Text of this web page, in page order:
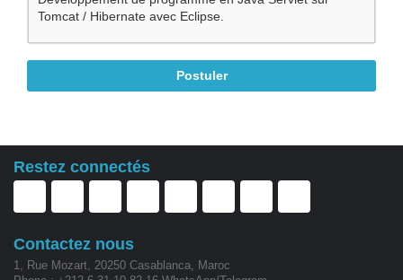
Tomcat / Hibernate avec Eclipse.
Postuler
Restez connectés
Contactez nous
1, Rue Mozart, 20250 Casablanca, Maroc